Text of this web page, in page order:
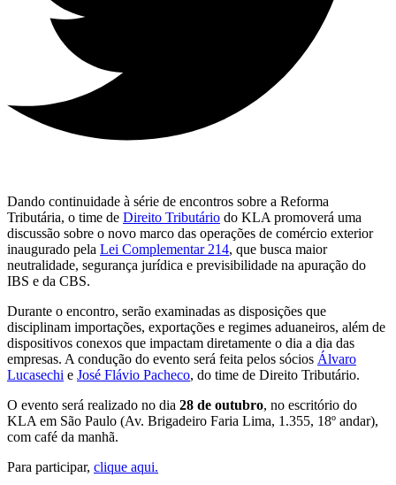
Dando continuidade à série de encontros sobre a Reforma
Tributária, o time de Direito Tributário do KLA promoverá uma
discussão sobre o novo marco das operações de comércio exterior
inaugurado pela Lei Complementar 214, que busca maior
neutralidade, segurança jurídica e previsibilidade na apuração do
IBS e da CBS.
Durante o encontro, serão examinadas as disposições que
disciplinam importações, exportações e regimes aduaneiros, além de
dispositivos conexos que impactam diretamente o dia a dia das
empresas. A condução do evento será feita pelos sócios Álvaro
Lucasechi e José Flávio Pacheco, do time de Direito Tributário.
O evento será realizado no dia 28 de outubro, no escritório do
KLA em São Paulo (Av. Brigadeiro Faria Lima, 1.355, 18º andar),
com café da manhã.
Para participar, clique aqui.